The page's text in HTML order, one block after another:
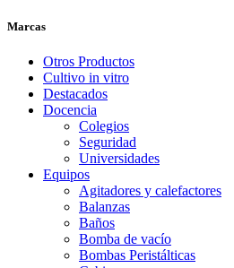
Marcas
Otros Productos
Cultivo in vitro
Destacados
Docencia
Colegios
Seguridad
Universidades
Equipos
Agitadores y calefactores
Balanzas
Baños
Bomba de vacío
Bombas Peristálticas